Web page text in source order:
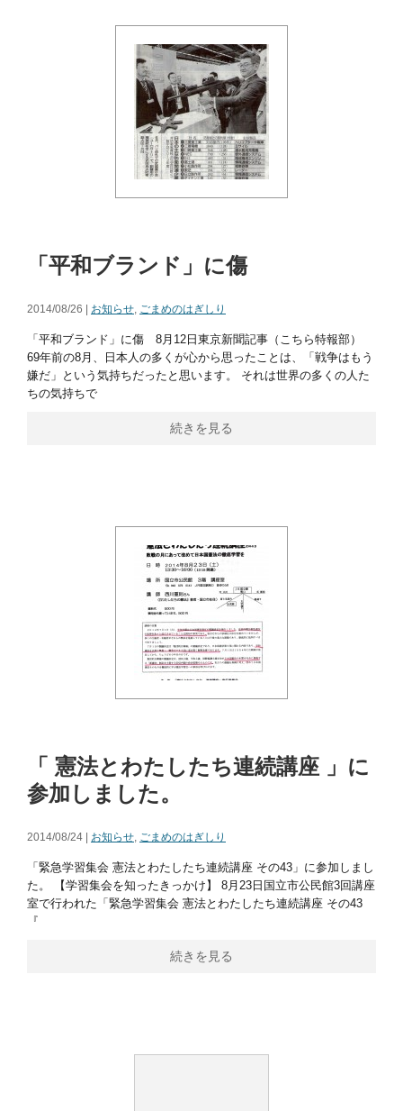
「平和ブランド」に傷
2014/08/26 | お知らせ, ごまめのはぎしり
「平和ブランド」に傷 8月12日東京新聞記事（こちら特報部）
69年前の8月、日本人の多くが心から思ったことは、「戦争はもう
嫌だ」という気持ちだったと思います。 それは世界の多くの人た
ちの気持ちで
続きを見る
「 憲法とわたしたち連続講座 」に
参加しました。
2014/08/24 | お知らせ, ごまめのはぎしり
「緊急学習集会 憲法とわたしたち連続講座 その43」に参加しまし
た。 【学習集会を知ったきっかけ】 8月23日国立市公民館3回講座
室で行われた「緊急学習集会 憲法とわたしたち連続講座 その43
『
続きを見る